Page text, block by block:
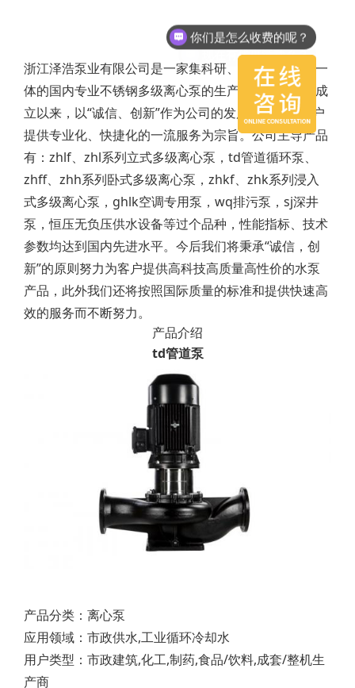
浙江泽浩泵业有限公司是一家集科研、制造、销售为一
体的国内专业不锈钢多级离心泵的生产厂家。公司自成
立以来，以“诚信、创新”作为公司的发展目标，以客户
提供专业化、快捷化的一流服务为宗旨。公司主导产品
有：zhlf、zhl系列立式多级离心泵，td管道循环泵、
zhff、zhh系列卧式多级离心泵，zhkf、zhk系列浸入
式多级离心泵，ghlk空调专用泵，wq排污泵，sj深井
泵，恒压无负压供水设备等过个品种，性能指标、技术
参数均达到国内先进水平。今后我们将秉承“诚信，创
新”的原则努力为客户提供高科技高质量高性价的水泵
产品，此外我们还将按照国际质量的标准和提供快速高
效的服务而不断努力。
产品介绍
td管道泵
产品分类：离心泵
应用领域：市政供水,工业循环冷却水
用户类型：市政建筑,化工,制药,食品/饮料,成套/整机生
产商
现在有优惠活动么？